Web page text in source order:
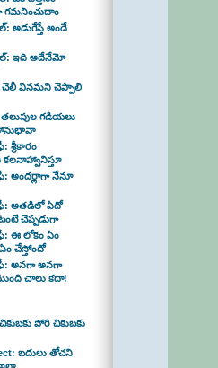
గమనించుదాం
అడుగేస్తే అందే
ఇది అదేనేమో
వినమని చెప్పాలి
గడియలు
శ్రీకారం
కలనాహ్వానిస్తూ
అందర్లాగా నేనూ
అతడిలో ఏదో
చెప్పడుగా
ఈ లోకం ఏం
చేస్తోందో
అనగా అనగా
చాలు కదా!
పోరి చికుబకు
బదులు తోచని